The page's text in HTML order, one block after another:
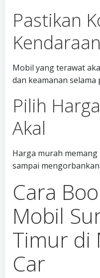
Pastikan
Kendaraan
Mobil yang terawat
dan keamanan selama
Pilih
Akal
Harga murah
sampai
Cara
Mobil
Timur di
Car